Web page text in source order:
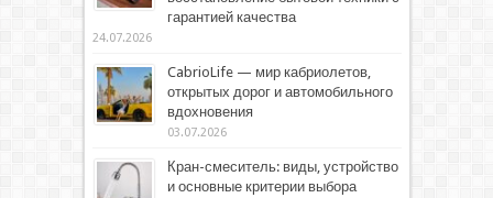
гарантией качества
24.07.2026
CabrioLife — мир кабриолетов,
открытых дорог и автомобильного
вдохновения
03.07.2026
Кран-смеситель: виды, устройство
и основные критерии выбора